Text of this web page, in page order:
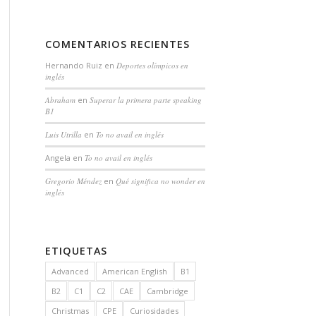
COMENTARIOS RECIENTES
Hernando Ruiz en Deportes olímpicos en
inglés
Abrahamen Superar la primera parte speaking
B1
Luis Utrilla en To no avail en inglés
Angela en To no avail en inglés
Gregorio Méndezen Qué significa no wonder en
inglés
ETIQUETAS
Advanced American English
B1
B2
C1 C2 CAE
Cambridge
Christmas
CPE
Curiosidades